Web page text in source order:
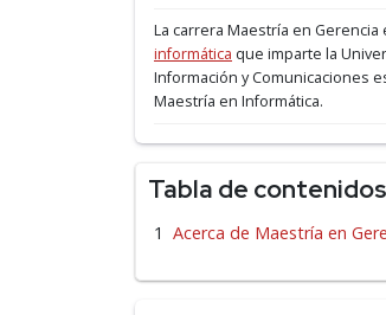
La carrera Maestría en
informática que imparte la
Información y Comunicaciones
Maestría en Informática.
Tabla de contenidos
Acerca de Maestría en